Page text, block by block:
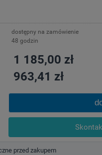
dostępny na zamówienie
48 godzin
1 185,00 zł
963,41 zł
przed zakupem